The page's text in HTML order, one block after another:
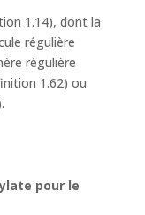
1.14), dont la
régulière
régulière
1.62) ou
pour le